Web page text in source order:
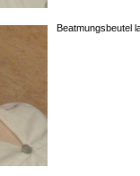
Beatmungsbeutel